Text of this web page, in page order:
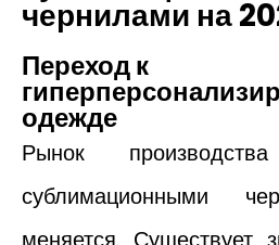
чернилами на
Переход к
одежде
Рынок
сублимационными